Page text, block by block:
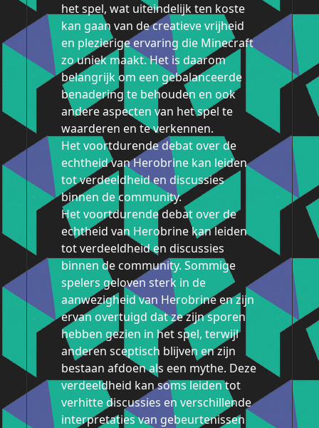
het spel, wat uiteindelijk ten koste
kan gaan van de creatieve vrijheid
en plezierige ervaring die Minecraft
zo uniek maakt. Het is daarom
belangrijk om een gebalanceerde
benadering te behouden en ook
andere aspecten van het spel te
waarderen en te verkennen.
Het voortdurende debat over de
echtheid van Herobrine kan leiden
tot verdeeldheid en discussies
binnen de community.
Het voortdurende debat over de
echtheid van Herobrine kan leiden
tot verdeeldheid en discussies
binnen de community. Sommige
spelers geloven sterk in de
aanwezigheid van Herobrine en zijn
ervan overtuigd dat ze zijn sporen
hebben gezien in het spel, terwijl
anderen sceptisch blijven en zijn
bestaan afdoen als een mythe. Deze
verdeeldheid kan soms leiden tot
verhitte discussies en verschillende
interpretaties van gebeurtenissen